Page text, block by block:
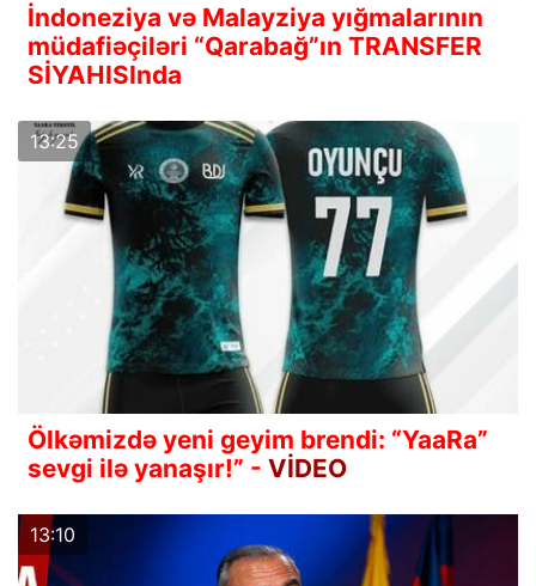
İndoneziya və Malayziya yığmalarının
müdafiəçiləri “Qarabağ”ın TRANSFER
SİYAHISInda
13:25
Ölkəmizdə yeni geyim brendi: “YaaRa”
sevgi ilə yanaşır!” - VİDEO
13:10